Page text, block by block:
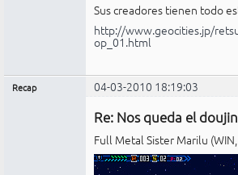
Sus creadores tienen todo
http://www.geocities.jp/
op_01.html
Recap 04-03-2010 18:19:03
Re: Nos queda el
Full Metal Sister Marilu